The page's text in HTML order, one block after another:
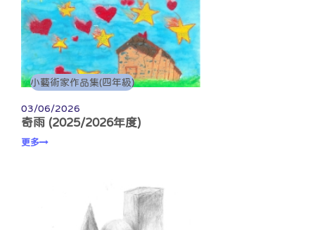
小藝術家作品集(四年級)
03/06/2026
奇雨 (2025/2026年度)
更多